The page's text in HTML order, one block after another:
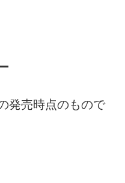
発売時点のもので